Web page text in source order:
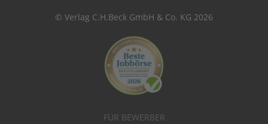
© Verlag C.H.Beck GmbH & Co. KG 2026
FÜR BEWERBER